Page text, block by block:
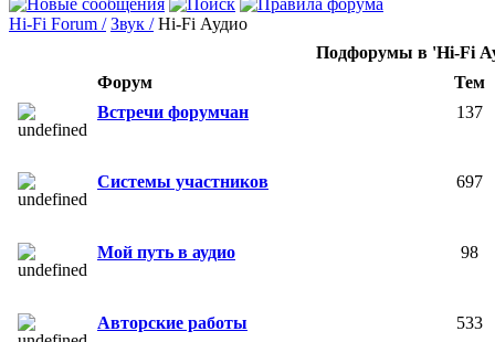
Hi-Fi Forum / Звук / Hi-Fi Аудио
Подфорумы в 'Hi-Fi
Форум
Тем
Встречи форумчан
137
Системы участников 697
Мой путь в аудио 98
Авторские работы 533